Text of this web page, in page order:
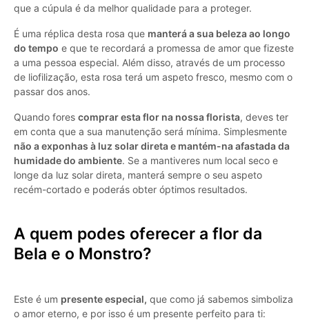
que a cúpula é da melhor qualidade para a proteger.
É uma réplica desta rosa que manterá a sua beleza ao longo
do tempo e que te recordará a promessa de amor que fizeste
a uma pessoa especial. Além disso, através de um processo
de liofilização, esta rosa terá um aspeto fresco, mesmo com o
passar dos anos.
Quando fores comprar esta flor na nossa florista, deves ter
em conta que a sua manutenção será mínima. Simplesmente
não a exponhas à luz solar direta e mantém-na afastada da
humidade do ambiente. Se a mantiveres num local seco e
longe da luz solar direta, manterá sempre o seu aspeto
recém-cortado e poderás obter óptimos resultados.
A quem podes oferecer a flor da
Bela e o Monstro?
Este é um presente especial, que como já sabemos simboliza
o amor eterno, e por isso é um presente perfeito para ti: